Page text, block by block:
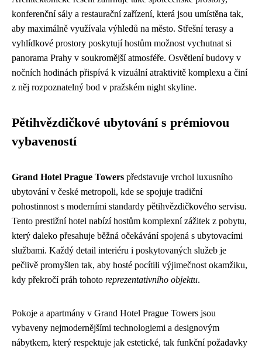
konferenční sály a restaurační zařízení, která jsou umístěna tak,
aby maximálně využívala výhledů na město. Střešní terasy a
vyhlídkové prostory poskytují hostům možnost vychutnat si
panorama Prahy v soukromější atmosféře. Osvětlení budovy v
nočních hodinách přispívá k vizuální atraktivitě komplexu a činí
z něj rozpoznatelný bod v pražském night skyline.
Pětihvězdičkové ubytování s prémiovou
vybaveností
Grand Hotel Prague Towers představuje vrchol luxusního
ubytování v české metropoli, kde se spojuje tradiční
pohostinnost s moderními standardy pětihvězdičkového servisu.
Tento prestižní hotel nabízí hostům komplexní zážitek z pobytu,
který daleko přesahuje běžná očekávání spojená s ubytovacími
službami. Každý detail interiéru i poskytovaných služeb je
pečlivě promyšlen tak, aby hosté pocítili výjimečnost okamžiku,
kdy překročí práh tohoto reprezentativního objektu.
Pokoje a apartmány v Grand Hotel Prague Towers jsou
vybaveny nejmodernějšími technologiemi a designovým
nábytkem, který respektuje jak estetické, tak funkční požadavky